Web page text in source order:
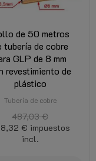
de 50 metros
tubería de cobre
GLP de 8 mm
revestimiento de
plástico
Tubería de cobre
487,03 €
€ impuestos
incl.